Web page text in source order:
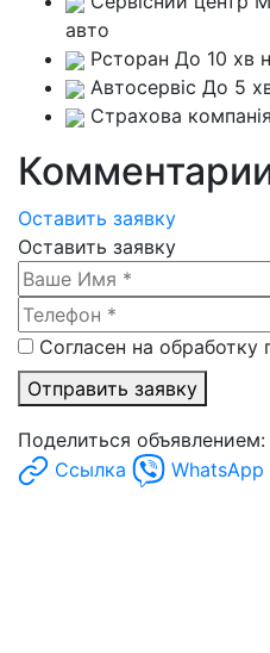
авто
Рсторан До 10 хв
Автосервіс До 5
Страхова компанія
Оставить заявку
Оставить заявку
Согласен на
Отправить заявку
Поделиться объявлением:
Ссылка
WhatsApp